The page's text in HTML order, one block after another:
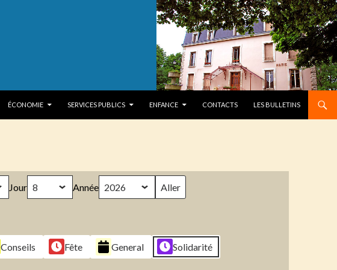
ÉCONOMIE SERVICES PUBLICS ENFANCE CONTACTS LES BULLETINS
Jour Année
Conseils Fête General
Solidarité